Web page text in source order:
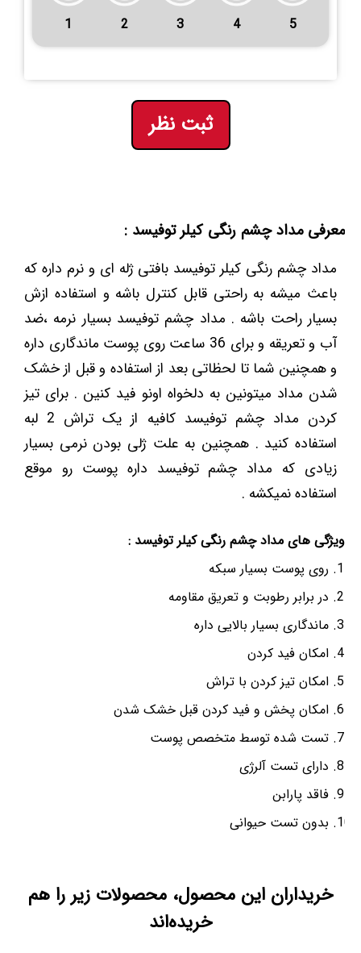
1 2 3 4 5
ثبت نظر
معرفی مداد چشم رنگی کیلر توفیسد :
مداد چشم رنگی کیلر توفیسد بافتی ژله ای و نرم داره که
باعث میشه به راحتی قابل کنترل باشه و استفاده ازش
بسیار راحت باشه . مداد چشم توفیسد بسیار نرمه ،ضد
آب و تعریقه و برای 36 ساعت روی پوست ماندگاری داره
و همچنین شما تا لحظاتی بعد از استفاده و قبل از خشک
شدن مداد میتونین به دلخواه اونو فید کنین . برای تیز
کردن مداد چشم توفیسد کافیه از یک تراش 2 لبه
استفاده کنید . همچنین به علت ژلی بودن نرمی بسیار
زیادی که مداد چشم توفیسد داره پوست رو موقع
استفاده نمیکشه .
ویژگی های مداد چشم رنگی کیلر توفیسد :
روی پوست بسیار سبکه
در برابر رطوبت و تعریق مقاومه
ماندگاری بسیار بالایی داره
امکان فید کردن
امکان تیز کردن با تراش
امکان پخش و فید کردن قبل خشک شدن
تست شده توسط متخصص پوست
دارای تست آلرژی
فاقد پارابن
بدون تست حیوانی
خریداران این محصول، محصولات زیر را هم
خریده‌اند